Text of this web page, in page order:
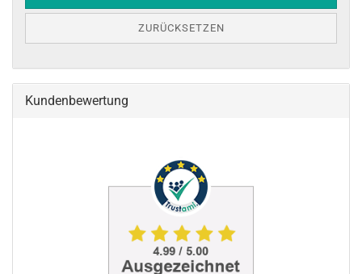
ZURÜCKSETZEN
Kundenbewertung